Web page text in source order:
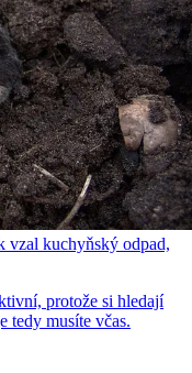
vzal kuchyňský odpad,
protože si hledají
tedy musíte včas.